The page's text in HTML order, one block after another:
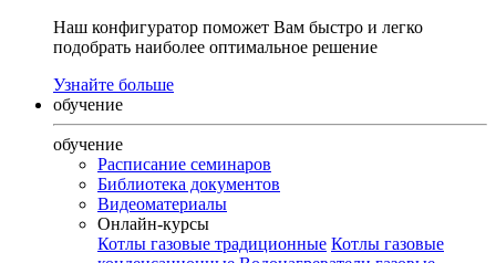
Наш конфигуратор поможет Вам быстро и легко
подобрать наиболее оптимальное решение
Узнайте больше
обучение
обучение
Расписание семинаров
Библиотека документов
Видеоматериалы
Онлайн-курсы
Котлы газовые традиционные Котлы газовые